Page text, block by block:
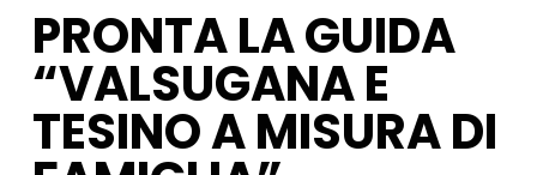
PRONTA LA GUIDA
“VALSUGANA E
TESINO A MISURA DI